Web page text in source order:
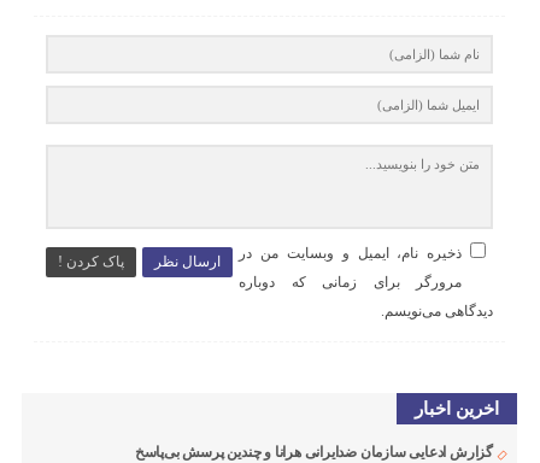
ارسال نظر پاک کردن !
ذخیره نام، ایمیل و وبسایت من در
مرورگر برای زمانی که دوباره
دیدگاهی می‌نویسم.
اخرین اخبار
گزارش ادعایی سازمان ضدایرانی هرانا و چندین پرسش بی‌پاسخ